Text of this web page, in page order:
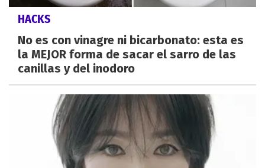
HACKS
No es con vinagre ni bicarbonato: esta es
la MEJOR forma de sacar el sarro de las
canillas y del inodoro